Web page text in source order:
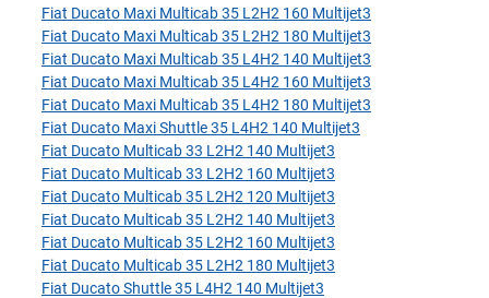
Fiat Ducato Maxi Multicab 35 L2H2 160 Multijet3
Fiat Ducato Maxi Multicab 35 L2H2 180 Multijet3
Fiat Ducato Maxi Multicab 35 L4H2 140 Multijet3
Fiat Ducato Maxi Multicab 35 L4H2 160 Multijet3
Fiat Ducato Maxi Multicab 35 L4H2 180 Multijet3
Fiat Ducato Maxi Shuttle 35 L4H2 140 Multijet3
Fiat Ducato Multicab 33 L2H2 140 Multijet3
Fiat Ducato Multicab 33 L2H2 160 Multijet3
Fiat Ducato Multicab 35 L2H2 120 Multijet3
Fiat Ducato Multicab 35 L2H2 140 Multijet3
Fiat Ducato Multicab 35 L2H2 160 Multijet3
Fiat Ducato Multicab 35 L2H2 180 Multijet3
Fiat Ducato Shuttle 35 L4H2 140 Multijet3